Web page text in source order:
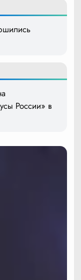
России» в